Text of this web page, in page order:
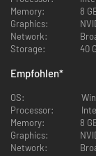
Entdecke die
aufregendsten
amerikanische
Fahrzeuge der
Memory:
8
Graphics:
Network:
Storage:
40
Empfohlen*
OS:
Processor:
Memory:
8
Graphics:
Network: